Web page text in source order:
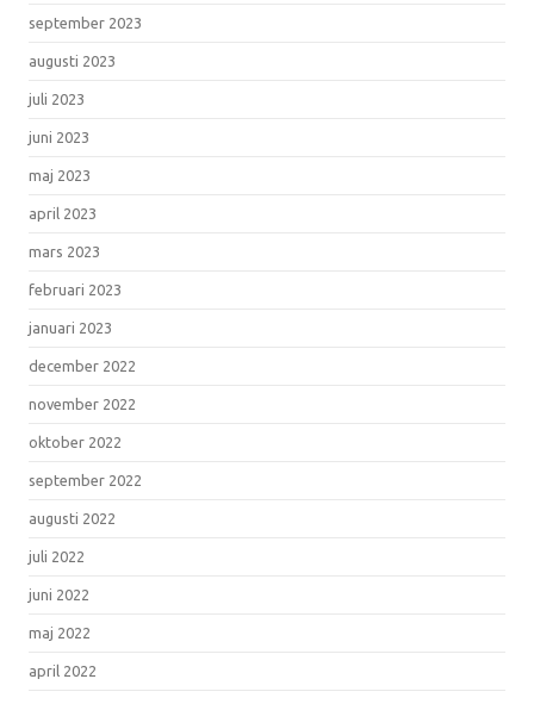
september 2023
augusti 2023
juli 2023
juni 2023
maj 2023
april 2023
mars 2023
februari 2023
januari 2023
december 2022
november 2022
oktober 2022
september 2022
augusti 2022
juli 2022
juni 2022
maj 2022
april 2022